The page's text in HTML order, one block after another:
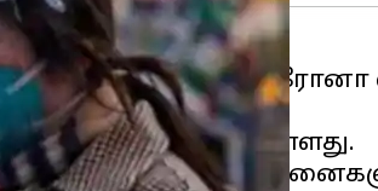
மக்களுக்கு கொரோனா
பரவல் அதிகரித்துள்ளது.
சீன